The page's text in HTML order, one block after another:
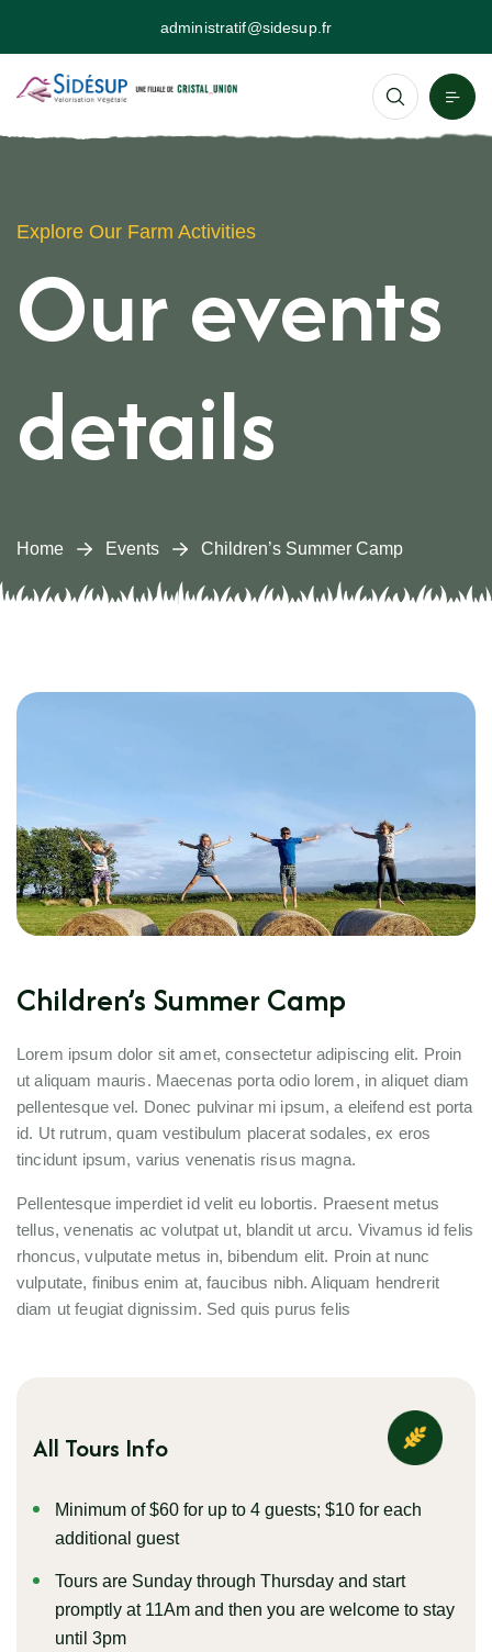
administratif@sidesup.fr
Explore Our Farm Activities
Our events
details
Home Events Children’s Summer Camp
Children’s Summer Camp
Lorem ipsum dolor sit amet, consectetur adipiscing elit. Proin
ut aliquam mauris. Maecenas porta odio lorem, in aliquet diam
pellentesque vel. Donec pulvinar mi ipsum, a eleifend est porta
id. Ut rutrum, quam vestibulum placerat sodales, ex eros
tincidunt ipsum, varius venenatis risus magna.
Pellentesque imperdiet id velit eu lobortis. Praesent metus
tellus, venenatis ac volutpat ut, blandit ut arcu. Vivamus id felis
rhoncus, vulputate metus in, bibendum elit. Proin at nunc
vulputate, finibus enim at, faucibus nibh. Aliquam hendrerit
diam ut feugiat dignissim. Sed quis purus felis
All Tours Info
Minimum of $60 for up to 4 guests; $10 for each
additional guest
Tours are Sunday through Thursday and start
promptly at 11Am and then you are welcome to stay
until 3pm